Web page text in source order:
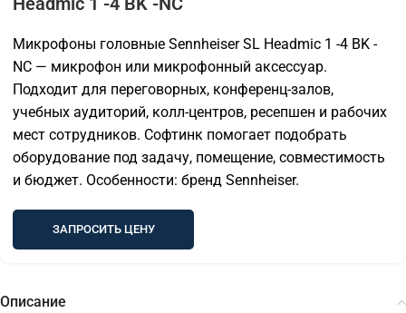
Микрофоны головные Sennheiser SL Headmic 1 -4 BK -
NC — микрофон или микрофонный аксессуар.
Подходит для переговорных, конференц-залов,
учебных аудиторий, колл-центров, ресепшен и рабочих
мест сотрудников. Софтинк помогает подобрать
оборудование под задачу, помещение, совместимость
и бюджет. Особенности: бренд Sennheiser.
ЗАПРОСИТЬ ЦЕНУ
Описание